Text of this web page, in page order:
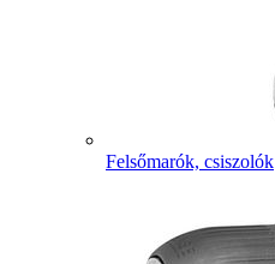
Felsőmarók, csiszolók